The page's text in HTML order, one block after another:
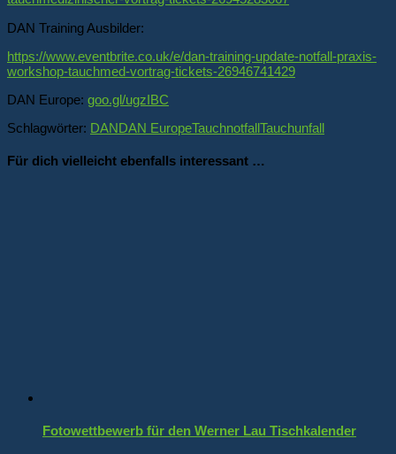
DAN Training Ausbilder:
https://www.eventbrite.co.uk/e/dan-training-update-notfall-praxis-
workshop-tauchmed-vortrag-tickets-26946741429
DAN Europe: goo.gl/ugzIBC
Schlagwörter: DANDAN EuropeTauchnotfallTauchunfall
Für dich vielleicht ebenfalls interessant …
Fotowettbewerb für den Werner Lau Tischkalender